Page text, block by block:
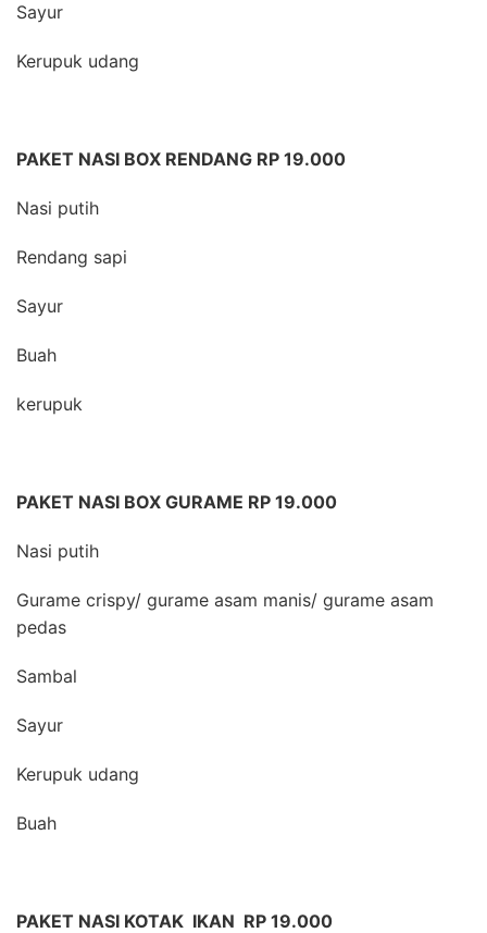
Sayur
Kerupuk udang
PAKET NASI BOX RENDANG RP 19.000
Nasi putih
Rendang sapi
Sayur
Buah
kerupuk
PAKET NASI BOX GURAME RP 19.000
Nasi putih
Gurame crispy/ gurame asam manis/ gurame asam
pedas
Sambal
Sayur
Kerupuk udang
Buah
PAKET NASI KOTAK IKAN RP 19.000